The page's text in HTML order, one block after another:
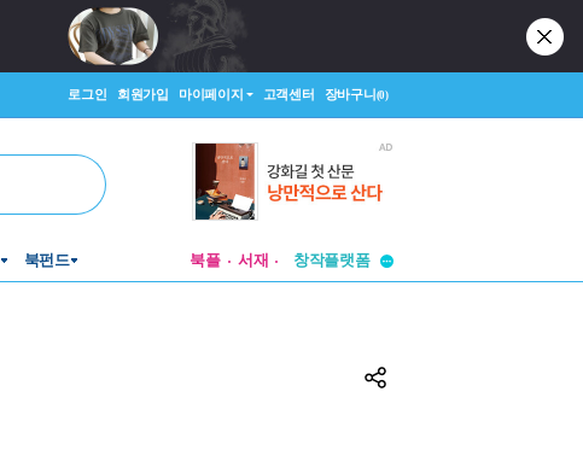
로그인 회원가입 마이페이지 고객센터 장바구니(0)
북펀드 북플 서재
창작플랫폼